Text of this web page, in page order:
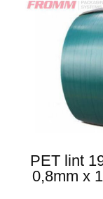
PET lint
0,8mm x